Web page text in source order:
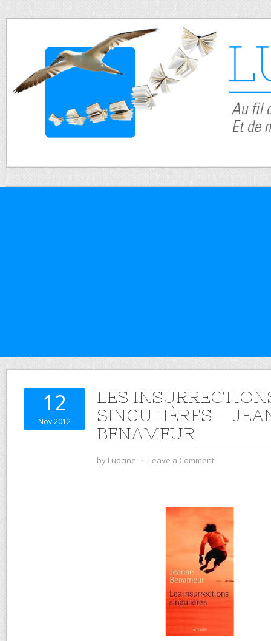
12
Nov 2012
LES
SINGULIÈRES –
BENAMEUR
by Luocine ⋅ Leave a Comment